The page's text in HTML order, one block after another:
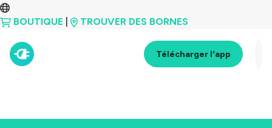
BOUTIQUE TROUVER DES BORNES
Télécharger l'app